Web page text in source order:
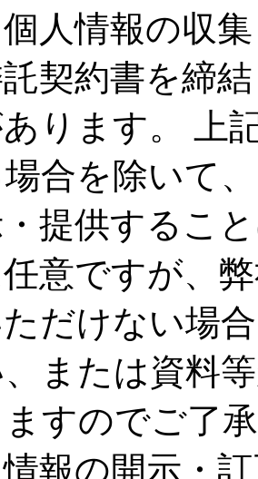
人情報の収
契約書を締
ります。 上
合を除いて
提供するこ
意ですが、
だけない場
または資料
すのでご了
報の開示・